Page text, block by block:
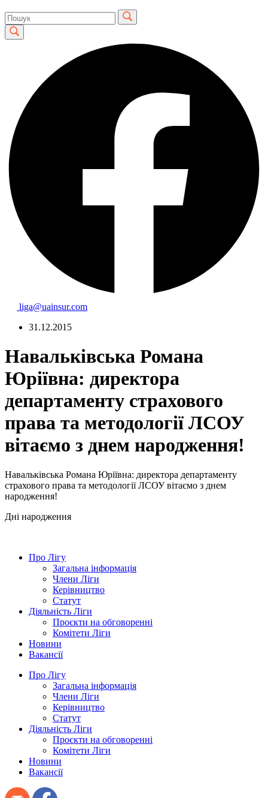
liga@uainsur.com
31.12.2015
Навальківська Романа
Юріївна: директора
департаменту страхового
права та методології ЛСОУ
вітаємо з днем народження!
Навальківська Романа Юріївна: директора департаменту
страхового права та методології ЛСОУ вітаємо з днем
народження!
Дні народження
Про Лігу
Загальна інформація
Члени Ліги
Керівництво
Статут
Діяльність Ліги
Проєкти на обговоренні
Комітети Ліги
Новини
Вакансії
Про Лігу
Загальна інформація
Члени Ліги
Керівництво
Статут
Діяльність Ліги
Проєкти на обговоренні
Комітети Ліги
Новини
Вакансії